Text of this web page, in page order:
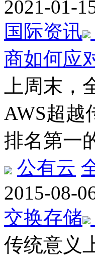
2021-01-
国际资讯
商如何应
上周末
AWS超越
排名第一
公有云
2015-08-
交换存储
传统意义